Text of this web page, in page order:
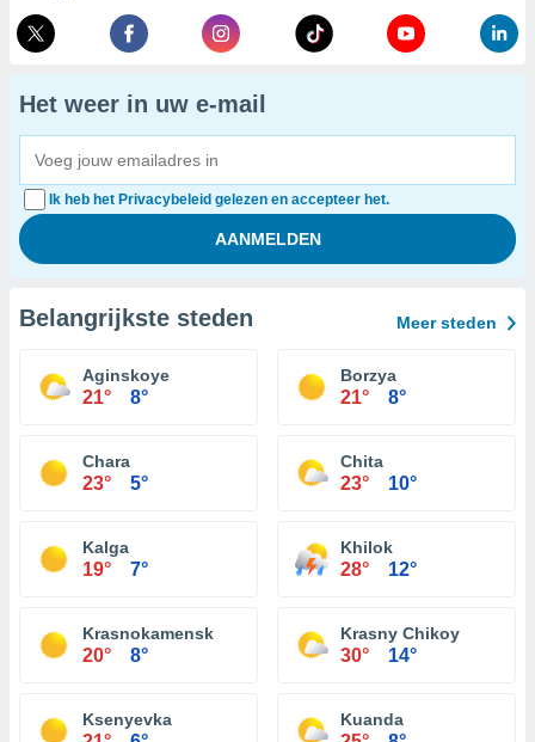
Het weer in uw e-mail
Ik heb het Privacybeleid gelezen en accepteer het.
Belangrijkste steden Meer steden
Aginskoye
21° 8°
Borzya
21° 8°
Chara
23° 5°
Chita
23° 10°
Kalga
19° 7°
Khilok
28° 12°
Krasnokamensk
20° 8°
Krasny Chikoy
30° 14°
Ksenyevka Kuanda